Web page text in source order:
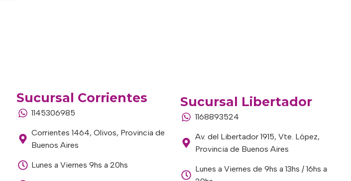
Sucursal Corrientes
1145306985
Corrientes 1464, Olivos, Provincia de
Buenos Aires
Lunes a Viernes 9hs a 20hs
Sucursal Libertador
1168893524
Av. del Libertador 1915, Vte. López,
Provincia de Buenos Aires
Lunes a Viernes de 9hs a 13hs / 16hs a